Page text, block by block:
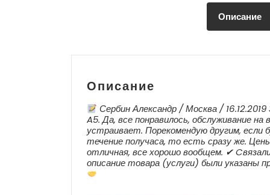
Описание
Описание
Сербин Александр / Москва /
A5. Да, все понравилось, обслуживание
устраивает. Порекомендую другим,
течение получаса, то есть сразу же.
отличная, все хорошо вообщем. ✔
описание товара (услуги) были указаны